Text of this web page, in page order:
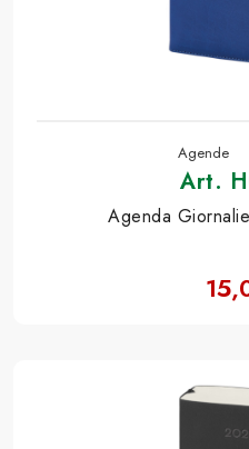
Agende
Art.
Agenda